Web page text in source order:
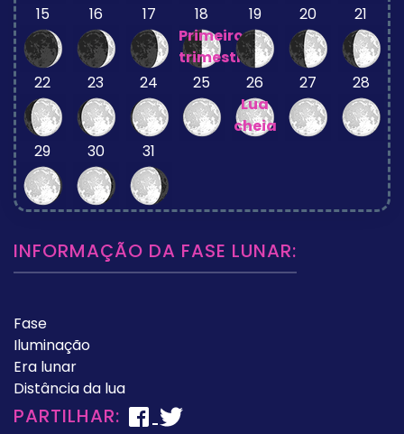
15 16 17
18
Primeiro
trimestre
19 20 21
22 23 24 25
26
Lua
cheia
27 28
29 30 31
INFORMAÇÃO DA FASE LUNAR:
Fase
Iluminação
Era lunar
Distância da lua
PARTILHAR: